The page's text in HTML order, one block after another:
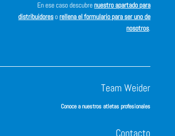
En ese caso descubrenuestro apartado para
distribuidoresorellena el formulario para ser uno de
nosotros.
Team Weider
Conoce a nuestros atletas profesionales
Contacto